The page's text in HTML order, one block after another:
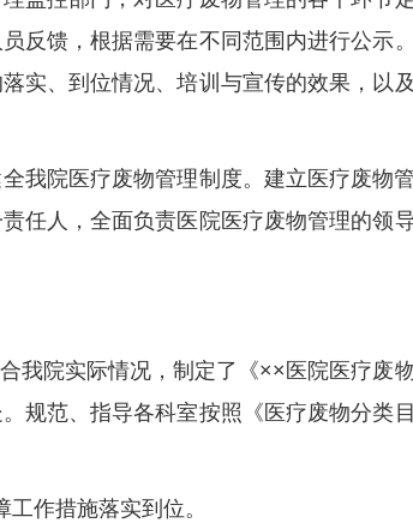
反馈，根据需要在不同范围内进行公示。
实、到位情况、培训与宣传的效果，以及
我院医疗废物管理制度。建立医疗废物管
任人，全面负责医院医疗废物管理的领
我院实际情况，制定了《××医院医疗废
规范、指导各科室按照《医疗废物分类目
作措施落实到位。